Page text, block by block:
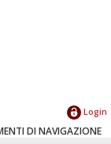
Login
DI NAVIGAZIONE